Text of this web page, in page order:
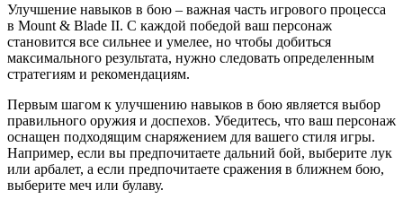
Улучшение навыков в бою – важная часть игрового процесса
в Mount & Blade II. С каждой победой ваш персонаж
становится все сильнее и умелее, но чтобы добиться
максимального результата, нужно следовать определенным
стратегиям и рекомендациям.
Первым шагом к улучшению навыков в бою является выбор
правильного оружия и доспехов. Убедитесь, что ваш персонаж
оснащен подходящим снаряжением для вашего стиля игры.
Например, если вы предпочитаете дальний бой, выберите лук
или арбалет, а если предпочитаете сражения в ближнем бою,
выберите меч или булаву.